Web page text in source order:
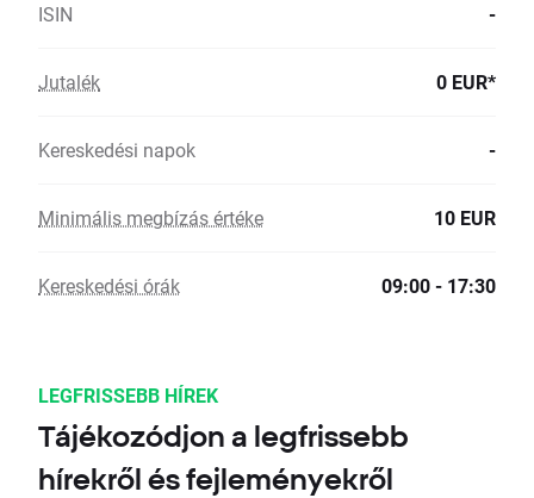
ISIN -
Jutalék 0 EUR*
Kereskedési napok -
Minimális megbízás értéke 10 EUR
Kereskedési órák 09:00 - 17:30
LEGFRISSEBB HÍREK
Tájékozódjon a legfrissebb
hírekről és fejleményekről